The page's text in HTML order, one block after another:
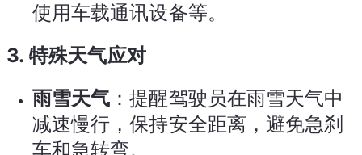
使用车载通讯设备等。
3.特殊天气应对
雨雪天气 ：提醒驾驶员在雨雪天气中
减速慢行，保持安全距离，避免急刹
车和急转弯。